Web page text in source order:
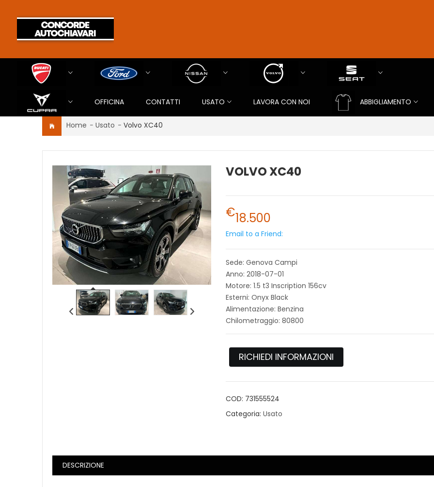
OFFICINA CONTATTI USATO LAVORA CON NOI ABBIGLIAMENTO
Home - Usato - Volvo XC40
VOLVO XC40
€18.500
Email to a Friend:
Sede: Genova Campi
Anno: 2018-07-01
Motore: 1.5 t3 Inscription 156cv
Esterni: Onyx Black
Alimentazione: Benzina
Chilometraggio: 80800
RICHIEDI INFORMAZIONI
COD: 731555524
Categoria: Usato
DESCRIZIONE